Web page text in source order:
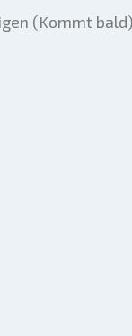
(Kommt bald)